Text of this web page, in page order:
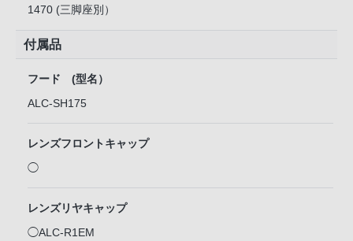
1470 (三脚座別）
付属品
フード (型名）
ALC-SH175
レンズフロントキャップ
◯
レンズリヤキャップ
◯ALC-R1EM